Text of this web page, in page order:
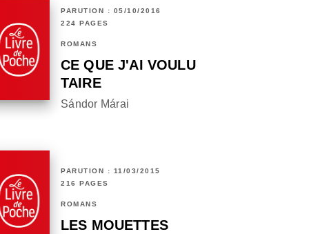
PARUTION : 05/10/2016
224 PAGES
ROMANS
CE QUE J'AI VOULU
TAIRE
Sándor Márai
PARUTION : 11/03/2015
216 PAGES
ROMANS
LES MOUETTES